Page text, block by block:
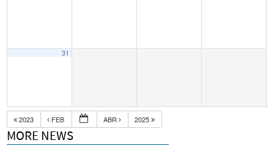
31
2023 FEB ABR 2025
MORE NEWS